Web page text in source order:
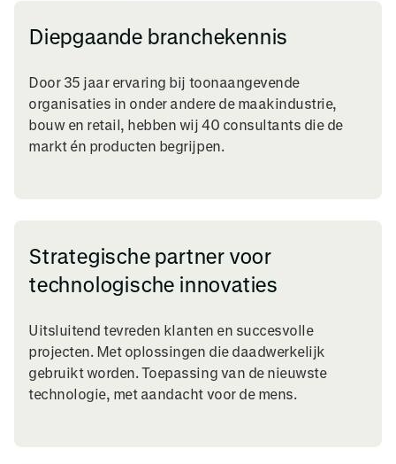
Diepgaande branchekennis
Door 35 jaar ervaring bij toonaangevende
organisaties in onder andere de maakindustrie,
bouw en retail, hebben wij 40 consultants die de
markt én producten begrijpen.
Strategische partner voor
technologische innovaties
Uitsluitend tevreden klanten en succesvolle
projecten. Met oplossingen die daadwerkelijk
gebruikt worden. Toepassing van de nieuwste
technologie, met aandacht voor de mens.